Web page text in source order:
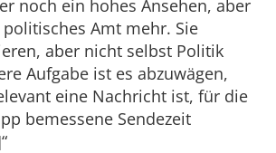
noch ein hohes Ansehen, aber
Amt mehr. Sie
aber nicht selbst Politik
Aufgabe ist es abzuwägen,
eine Nachricht ist, für die
bemessene Sendezeit